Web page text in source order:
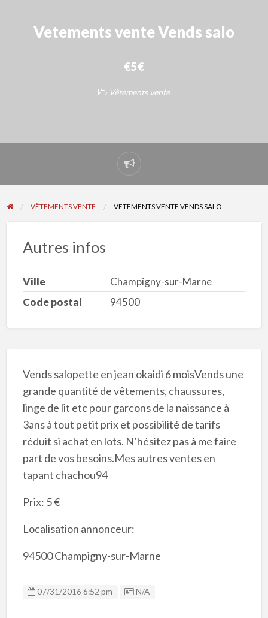
Vetements vente Vends salo
€5 €
Vêtements vente
Signaler
un
problème
VÊTEMENTS VENTE VETEMENTS VENTE VENDS SALO
Autres infos
Ville
Champigny-sur-Marne
Code postal
94500
Vends salopette en jean okaidi 6 moisVends une
grande quantité de vêtements, chaussures,
linge de lit etc pour garcons de la naissance à
3ans à tout petit prix et possibilité de tarifs
réduit si achat en lots. N’hésitez pas à me faire
part de vos besoins.Mes autres ventes en
tapant chachou94
Prix: 5 €
Localisation annonceur:
94500 Champigny-sur-Marne
07/31/2016 6:52 pm Listing ID
N/A